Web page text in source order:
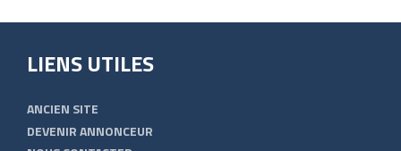
LIENS UTILES
ANCIEN SITE
DEVENIR ANNONCEUR